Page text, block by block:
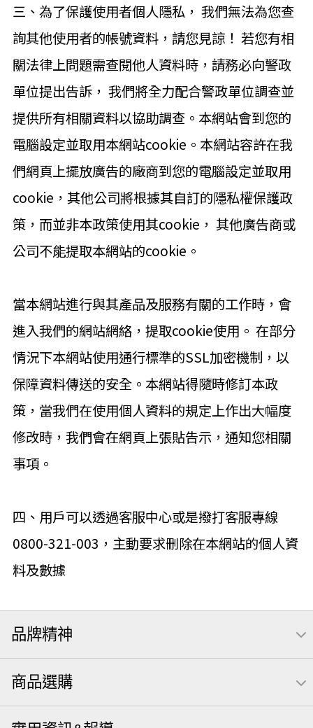
三、為了保護使用者個人隱私， 我們無法為您查
詢其他使用者的帳號資料，請您見諒！ 若您有相
關法律上問題需查閱他人資料時，請務必向警政
單位提出告訴， 我們將全力配合警政單位調查並
提供所有相關資料以協助調查。本網站會到您的
電腦設定並取用本網站cookie。本網站容許在我
們網頁上擺放廣告的廠商到您的電腦設定並取用
cookie，其他公司將根據其自訂的隱私權保護政
策，而並非本政策使用其cookie， 其他廣告商或
公司不能提取本網站的cookie。
當本網站進行與其產品及服務有關的工作時，會
進入我們的網站網絡，提取cookie使用。 在部分
情況下本網站使用通行標準的SSL加密機制，以
保障資料傳送的安全。本網站得隨時修訂本政
策，當我們在使用個人資料的規定上作出大幅度
修改時，我們會在網頁上張貼告示，通知您相關
事項。
四、用戶可以透過客服中心或是撥打客服專線
0800-321-003，主動要求刪除在本網站的個人資
料及數據
品牌精神
商品選購